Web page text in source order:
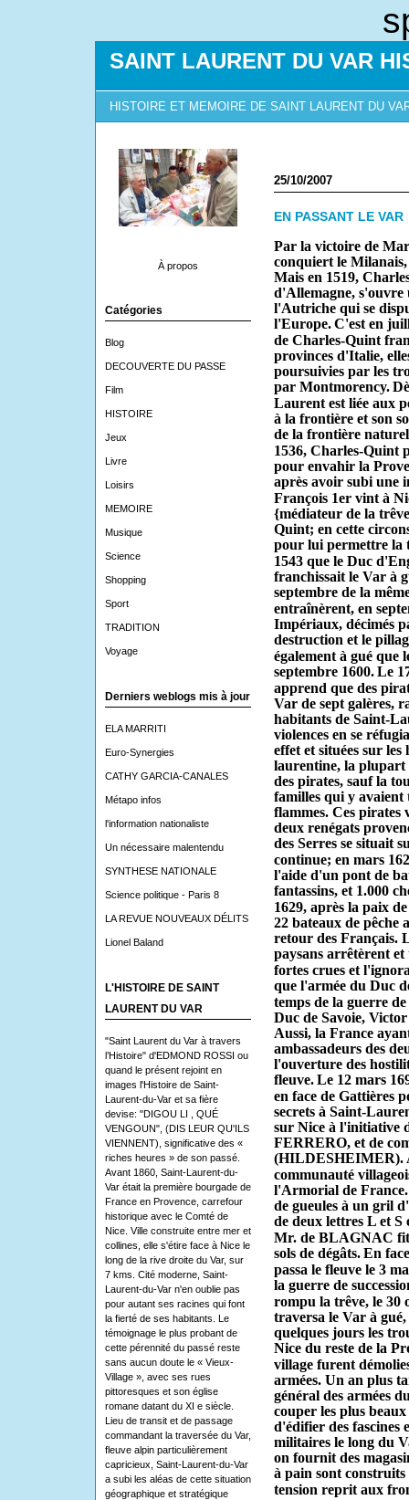
SAINT LAURENT DU VAR
HISTOIRE ET MEMOIRE DE SAINT LAURENT DU
À propos
Catégories
Blog
DECOUVERTE DU PASSE
Film
HISTOIRE
Jeux
Livre
Loisirs
MEMOIRE
Musique
Science
Shopping
Sport
TRADITION
Voyage
Derniers weblogs mis à jour
ELA MARRITI
Euro-Synergies
CATHY GARCIA-CANALES
Métapo infos
l'information nationaliste
Un nécessaire malentendu
SYNTHESE NATIONALE
Science politique - Paris 8
LA REVUE NOUVEAUX DÉLITS
Lionel Baland
L'HISTOIRE DE SAINT
LAURENT DU VAR
"Saint Laurent du Var à travers
l’Histoire" d'EDMOND ROSSI ou
quand le présent rejoint en
images l'Histoire de Saint-
Laurent-du-Var et sa fière
devise: "DIGOU LI , QUÉ
VENGOUN", (DIS LEUR QU'ILS
VIENNENT), significative des «
riches heures » de son passé.
Avant 1860, Saint-Laurent-du-
Var était la première bourgade de
France en Provence, carrefour
historique avec le Comté de
Nice. Ville construite entre mer et
collines, elle s'étire face à Nice le
long de la rive droite du Var, sur
7 kms. Cité moderne, Saint-
Laurent-du-Var n'en oublie pas
pour autant ses racines qui font
la fierté de ses habitants. Le
témoignage le plus probant de
cette pérennité du passé reste
sans aucun doute le « Vieux-
Village », avec ses rues
pittoresques et son église
romane datant du XI e siècle.
Lieu de transit et de passage
commandant la traversée du Var,
fleuve alpin particulièrement
capricieux, Saint-Laurent-du-Var
a subi les aléas de cette situation
géographique et stratégique
25/10/2007
EN PASSANT LE VAR
Par la victoire de
conquiert le Milanais,
Mais en 1519,
d'Allemagne, s'ouvre
l'Autriche qui se
l'Europe. C'est en
de Charles-Quint
provinces d'Italie,
poursuivies par les
par Montmorency.
Laurent est liée aux
à la frontière et son
de la frontière
1536, Charles-Quint
pour envahir la
après avoir subi une
François 1er vint à
{médiateur de la
Quint; en cette
pour lui permettre la
1543 que le Duc
franchissait le Var à
septembre de la
entraînèrent, en
Impériaux, décimés
destruction et le
également à gué que
septembre 1600. Le
apprend que des
Var de sept galères,
habitants de Saint-
violences en se
effet et situées sur
laurentine, la plupart
des pirates, sauf la
familles qui y avaient
flammes. Ces pirates
deux renégats
des Serres se situait
continue; en mars
l'aide d'un pont de
fantassins, et 1.000
1629, après la paix
22 bateaux de pêche
retour des Français.
paysans arrêtèrent et
fortes crues et
que l'armée du Duc
temps de la guerre
Duc de Savoie,
Aussi, la France
ambassadeurs des
l'ouverture des
fleuve. Le 12 mars
en face de Gattières
secrets à Saint-
sur Nice à l'initiative
FERRERO, et de
(HILDESHEIMER).
communauté
l'Armorial de France.
de gueules à un gril
de deux lettres L et S
Mr. de BLAGNAC fit
sols de dégâts. En
passa le fleuve le 3
la guerre de
rompu la trêve, le 30
traversa le Var à
quelques jours les
Nice du reste de la
village furent
armées. Un an plus
général des armées
couper les plus
d'édifier des fascines
militaires le long du
on fournit des
à pain sont construits
tension reprit aux